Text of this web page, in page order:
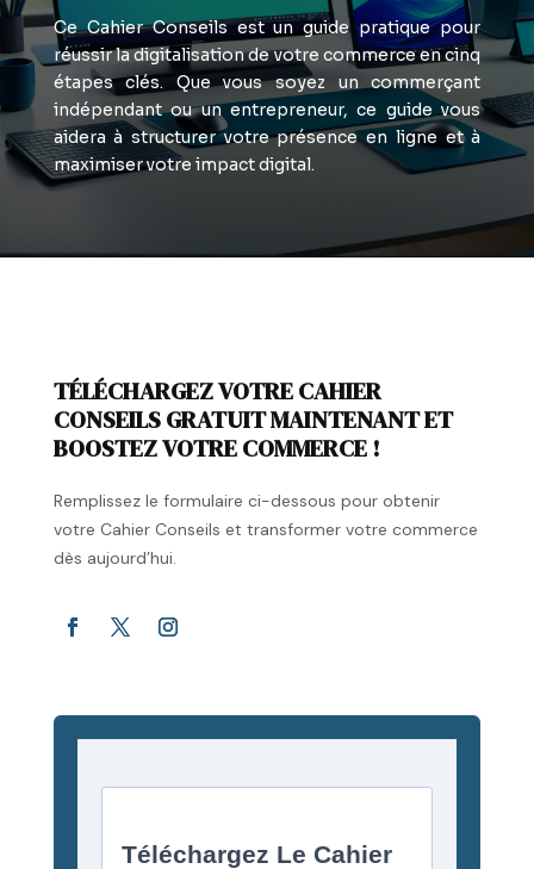
Ce Cahier Conseils est un guide pratique pour
réussir la digitalisation de votre commerce en cinq
étapes clés. Que vous soyez un commerçant
indépendant ou un entrepreneur, ce guide vous
aidera à structurer votre présence en ligne et à
maximiser votre impact digital.
TÉLÉCHARGEZ VOTRE CAHIER
CONSEILS GRATUIT MAINTENANT ET
BOOSTEZ VOTRE COMMERCE !
Remplissez le formulaire ci-dessous pour obtenir
votre Cahier Conseils et transformer votre commerce
dès aujourd’hui.